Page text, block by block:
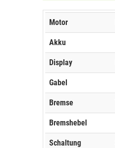
Motor
Akku
Display
Gabel
Bremse
Bremshebel
Schaltung